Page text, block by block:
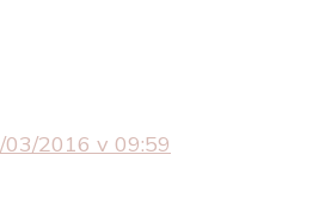
03/2016 v 09:59